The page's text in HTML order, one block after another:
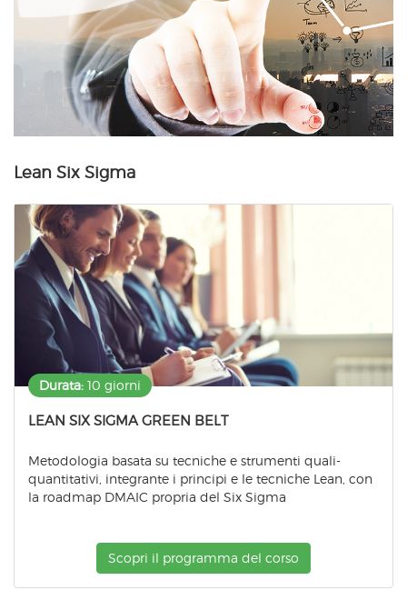
Lean Six Sigma
Durata: 10 giorni
LEAN SIX SIGMA GREEN BELT
Metodologia basata su tecniche e strumenti quali-
quantitativi, integrante i principi e le tecniche Lean, con
la roadmap DMAIC propria del Six Sigma
Scopri il programma del corso